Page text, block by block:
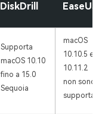
DiskDrill EaseUS
Supporta
macOS 10.10
fino a 15.0
Sequoia
macOS
10.10.5 e
10.11.2
non sono
supportati